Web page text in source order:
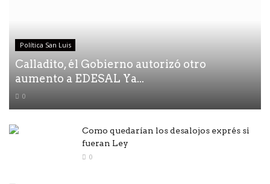
Política San Luis
Calladito, él Gobierno autorizó otro
aumento a EDESAL Ya...
0
Como quedarían los desalojos exprés si
fueran Ley
0